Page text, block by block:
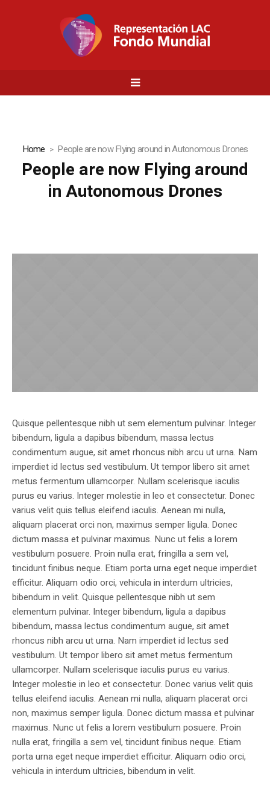
Home People are now Flying around in Autonomous Drones
People are now Flying around
in Autonomous Drones
Quisque pellentesque nibh ut sem elementum pulvinar. Integer
bibendum, ligula a dapibus bibendum, massa lectus
condimentum augue, sit amet rhoncus nibh arcu ut urna. Nam
imperdiet id lectus sed vestibulum. Ut tempor libero sit amet
metus fermentum ullamcorper. Nullam scelerisque iaculis
purus eu varius. Integer molestie in leo et consectetur. Donec
varius velit quis tellus eleifend iaculis. Aenean mi nulla,
aliquam placerat orci non, maximus semper ligula. Donec
dictum massa et pulvinar maximus. Nunc ut felis a lorem
vestibulum posuere. Proin nulla erat, fringilla a sem vel,
tincidunt finibus neque. Etiam porta urna eget neque imperdiet
efficitur. Aliquam odio orci, vehicula in interdum ultricies,
bibendum in velit. Quisque pellentesque nibh ut sem
elementum pulvinar. Integer bibendum, ligula a dapibus
bibendum, massa lectus condimentum augue, sit amet
rhoncus nibh arcu ut urna. Nam imperdiet id lectus sed
vestibulum. Ut tempor libero sit amet metus fermentum
ullamcorper. Nullam scelerisque iaculis purus eu varius.
Integer molestie in leo et consectetur. Donec varius velit quis
tellus eleifend iaculis. Aenean mi nulla, aliquam placerat orci
non, maximus semper ligula. Donec dictum massa et pulvinar
maximus. Nunc ut felis a lorem vestibulum posuere. Proin
nulla erat, fringilla a sem vel, tincidunt finibus neque. Etiam
porta urna eget neque imperdiet efficitur. Aliquam odio orci,
vehicula in interdum ultricies, bibendum in velit.